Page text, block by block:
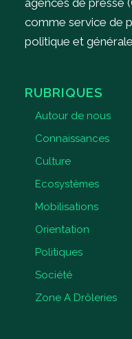
comme service de
politique et
RUBRIQUES
Autour de nous
Connaissances
Culture
Ecosystèmes
Mobilisations
Orientation
Politiques
Société
Zone A Drôleries